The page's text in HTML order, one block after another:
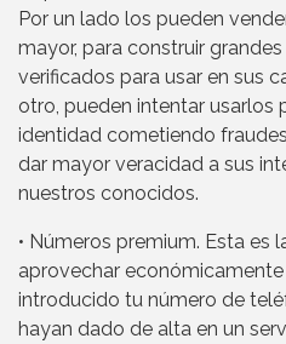
Por un lado los pueden
mayor, para construir
verificados para usar en sus
otro, pueden intentar usarlos
identidad cometiendo
dar mayor veracidad a sus
nuestros conocidos.
• Números premium. Esta es
aprovechar
introducido tu número de
hayan dado de alta en un